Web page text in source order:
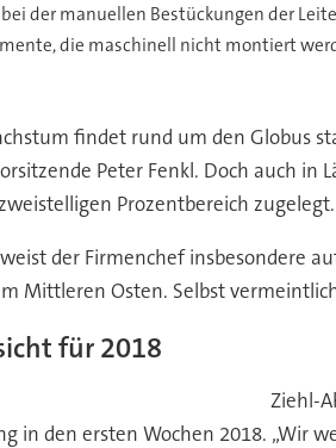
der manuellen Bestückungen der
die maschinell nicht montiert
findet rund um den Globus
Peter Fenkl. Doch auch
Prozentbereich zugelegt.
der Firmenchef insbesondere
Mittleren Osten. Selbst
für 2018
Ziehl-
in den ersten Wochen 2018. „Wir